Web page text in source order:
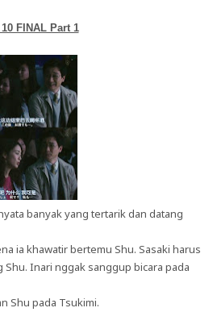
FINAL Part 1
banyak yang tertarik dan datang
ia khawatir bertemu Shu. Sasaki harus
Inari nggak sanggup bicara pada
Shu pada Tsukimi.